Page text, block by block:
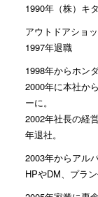
1990年（株）キ
アウトドアショ
1997年退職
1998年からホン
2000年に本社か
ーに。
2002年社長の経
年退社。
2003年からアル
HPやDM、プラ